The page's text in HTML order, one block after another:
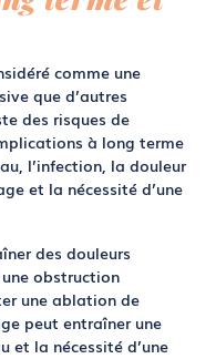
comme une
que d’autres
des risques de
à long terme
l’infection, la douleur
et la nécessité d’une
des douleurs
obstruction
une ablation de
peut entraîner une
et la nécessité d’une